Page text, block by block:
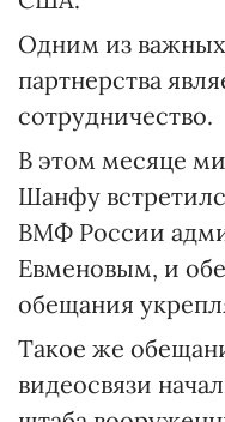
Одним из
партнерства
сотрудничество.
В этом месяце
Шанфу
ВМФ России
Евменовым, и
обещания
Такое же
видеосвязи